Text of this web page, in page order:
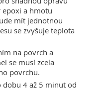
epoxi a hmotu
mít jednotnou
se zvyšuje teplota
na povrch a
se musí zcela
povrchu.
4 až 5 minut od